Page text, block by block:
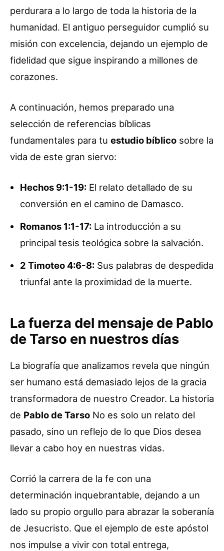
perdurara a lo largo de toda la historia de la
humanidad. El antiguo perseguidor cumplió su
misión con excelencia, dejando un ejemplo de
fidelidad que sigue inspirando a millones de
corazones.
A continuación, hemos preparado una
selección de referencias bíblicas
fundamentales para tu estudio bíblico sobre la
vida de este gran siervo:
Hechos 9:1-19: El relato detallado de su
conversión en el camino de Damasco.
Romanos 1:1-17: La introducción a su
principal tesis teológica sobre la salvación.
2 Timoteo 4:6-8: Sus palabras de despedida
triunfal ante la proximidad de la muerte.
La fuerza del mensaje de Pablo
de Tarso en nuestros días
La biografía que analizamos revela que ningún
ser humano está demasiado lejos de la gracia
transformadora de nuestro Creador. La historia
de Pablo de Tarso No es solo un relato del
pasado, sino un reflejo de lo que Dios desea
llevar a cabo hoy en nuestras vidas.
Corrió la carrera de la fe con una
determinación inquebrantable, dejando a un
lado su propio orgullo para abrazar la soberanía
de Jesucristo. Que el ejemplo de este apóstol
nos impulse a vivir con total entrega,